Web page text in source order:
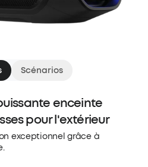
Scénarios
enceinte
pour l'extérieur
exceptionnel grâce à